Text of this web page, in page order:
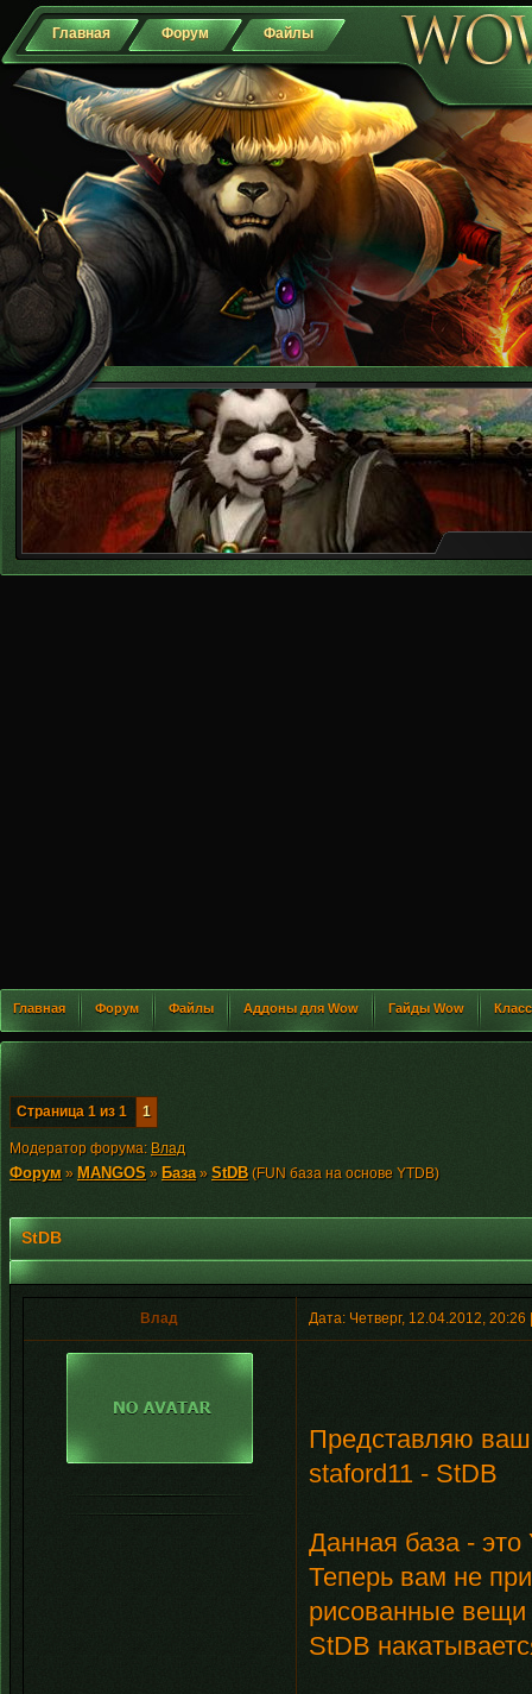
Главная Форум Файлы
Главная Форум Файлы Аддоны для Wow Гайды Wow
Страница 1 из 1 1
Модератор форума: Влад
Форум » MANGOS » База» StDB (FUN база на основе YTDB)
StDB
Влад Дата: Четверг, 12.04.2012,
Представляю
staford11 - StDB
Данная база -
Теперь вам не
рисованные вещи
StDB